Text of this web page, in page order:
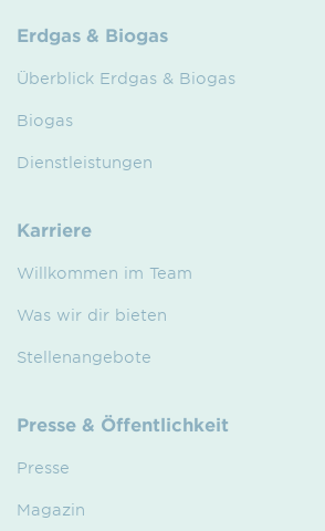
Erdgas & Biogas
Überblick Erdgas & Biogas
Biogas
Dienstleistungen
Karriere
Willkommen im Team
Was wir dir bieten
Stellenangebote
Presse & Öffentlichkeit
Presse
Magazin